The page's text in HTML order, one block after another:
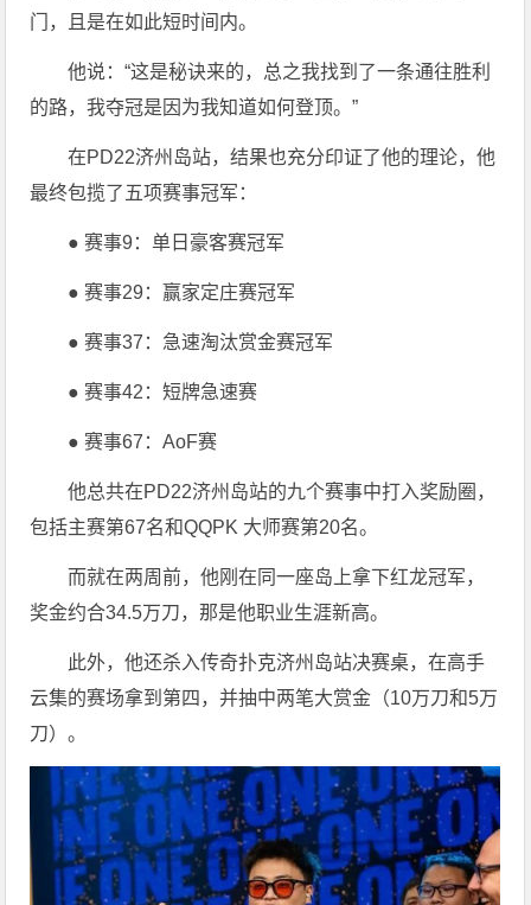
门，且是在如此短时间内。
他说：“这是秘诀来的，总之我找到了一条通往胜利
的路，我夺冠是因为我知道如何登顶。”
在PD22济州岛站，结果也充分印证了他的理论，他
最终包揽了五项赛事冠军：
● 赛事9：单日豪客赛冠军
● 赛事29：赢家定庄赛冠军
● 赛事37：急速淘汰赏金赛冠军
● 赛事42：短牌急速赛
● 赛事67：AoF赛
他总共在PD22济州岛站的九个赛事中打入奖励圈，
包括主赛第67名和QQPK 大师赛第20名。
而就在两周前，他刚在同一座岛上拿下红龙冠军，
奖金约合34.5万刀，那是他职业生涯新高。
此外，他还杀入传奇扑克济州岛站决赛桌，在高手
云集的赛场拿到第四，并抽中两笔大赏金（10万刀和5万
刀）。